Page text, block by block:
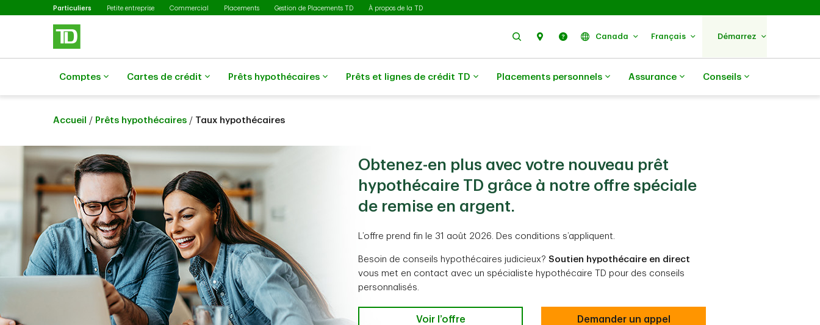
Passer au contenu principal
Particuliers Sélectionné
Petite entreprise Commercial Placements Gestion de Placements TD À propos de la TD
RechercherNous trouver
Aide Canada Français Démarrez
Comptes Cartes de crédit Prêts hypothécaires Prêts et lignes de crédit TD Placements personnels Assurance Conseils
Accueil / Prêts hypothécaires / Taux hypothécaires
Obtenez-en plus avec votre nouveau prêt
hypothécaire TD grâce à notre offre spéciale
de remise en argent.
L’offre prend fin le 31 août 2026. Des conditions s’appliquent.
Besoin de conseils hypothécaires judicieux? Soutien hypothécaire en direct
vous met en contact avec un spécialiste hypothécaire TD pour des conseils
personnalisés.
Voir l’offre Demander un appel